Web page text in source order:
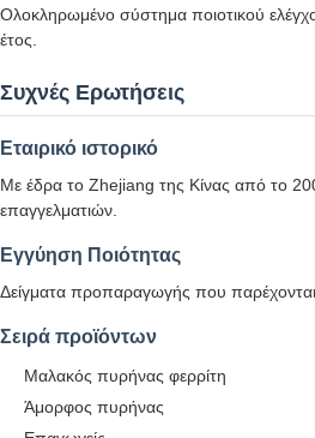
Ολοκληρωμένο σύστημα ποιοτικού
έτος.
Συχνές Ερωτήσεις
Εταιρικό ιστορικό
Με έδρα το Zhejiang της Κίνας από το
επαγγελματιών.
Εγγύηση Ποιότητας
Δείγματα προπαραγωγής που
Σειρά προϊόντων
Μαλακός πυρήνας φερρίτη
Άμορφος πυρήνας